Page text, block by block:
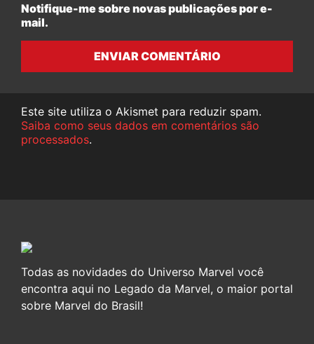
Notifique-me sobre novas publicações por e-
mail.
ENVIAR COMENTÁRIO
Este site utiliza o Akismet para reduzir spam.
Saiba como seus dados em comentários são
processados.
Todas as novidades do Universo Marvel você
encontra aqui no Legado da Marvel, o maior portal
sobre Marvel do Brasil!